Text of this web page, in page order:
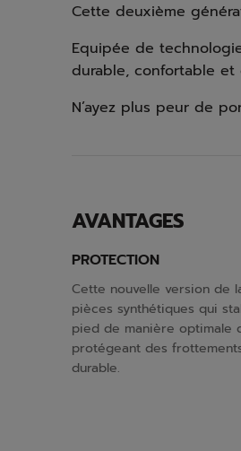
Cette deuxième
Equipée de
durable, confortable et
N’ayez plus peur de
AVANTAGES
PROTECTION
Cette nouvelle version de
pièces synthétiques qui
pied de manière optimale
protégeant des
durable.